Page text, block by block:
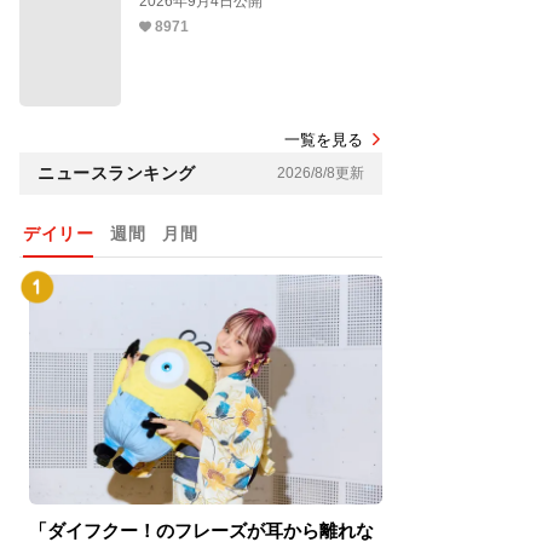
8971
一覧を見る
ニュースランキング 2026/8/8更新
デイリー 週間 月間
「ダイフクー！のフレーズが耳から離れな